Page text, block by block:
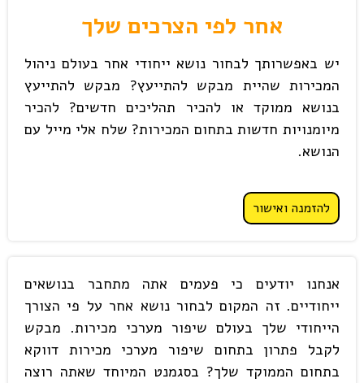
אחר לפי הצרכים שלך
יש באפשרותך לבחור נושא ייחודי אחר בעולם ניהול
המכירות שהיית מבקש להתייעץ? מבקש להתייעץ
בנושא ממוקד או להכיר תהליכים חדשים? להכיר
מיומנויות חדשות בתחום המכירות? שלח אלי מייל עם
הנושא.
להזמנה ואישור
אנחנו יודעים כי פעמים אתה מתחבר בנושאים
ייחודיים. זה המקום לבחור נושא אחר על פי הצורך
הייחודי שלך בעולם שיפור מערכי מכירות. מבקש
לקבל פתרון בתחום שיפור מערכי מכירות דווקא
בתחום הממוקד שלך? בסגמנט המיוחד שאתה רוצה